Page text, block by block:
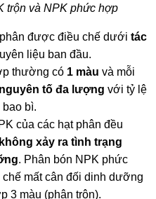
trộn và NPK phức hợp
được điều chế dưới tác
liệu ban đầu.
thường có 1 màu và mỗi
tố đa lượng với tỷ lệ
bì.
của các hạt phân đều
không xảy ra tình trạng
. Phân bón NPK phức
mất cân đối dinh dưỡng
3 màu (phân trộn).